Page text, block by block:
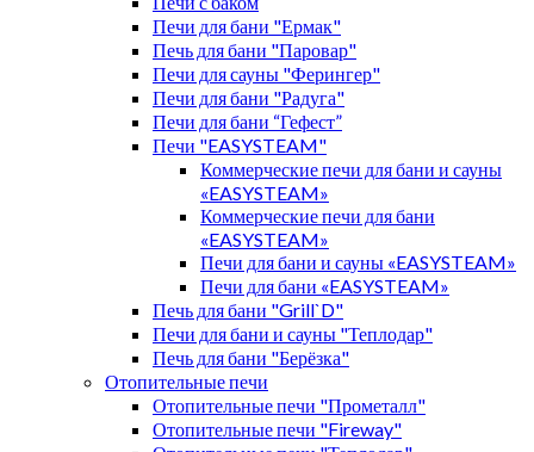
Печи для бани "Ермак"
Печь для бани "Паровар"
Печи для сауны "Ферингер"
Печи для бани "Радуга"
Печи для бани “Гефест”
Печи "EASYSTEAM"
Коммерческие печи для бани и сауны
«EASYSTEAM»
Коммерческие печи для бани
«EASYSTEAM»
Печи для бани и сауны «EASYSTEAM»
Печи для бани «EASYSTEAM»
Печь для бани "Grill`D"
Печи для бани и сауны "Теплодар"
Печь для бани "Берёзка"
Отопительные печи
Отопительные печи "Прометалл"
Отопительные печи "Fireway"